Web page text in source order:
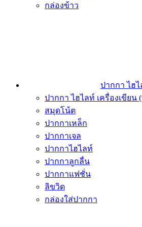
กล่องข้าว
ปากกา ไฮไ
ปากกา ไฮไลท์ เครื่องเขียน
สมุดโน้ต
ปากกาเหล็ก
ปากกาเจล
ปากกาไฮไลท์
ปากกาลูกลื่น
ปากกาแฟชั่น
ลิขวิด
กล่องใส่ปากกา